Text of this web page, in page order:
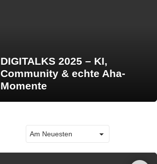
DIGITALKS 2025 – KI,
Community & echte Aha-
Momente